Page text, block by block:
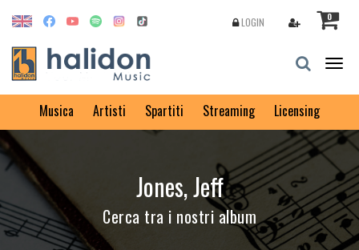
0
LOGIN
Musica Artisti Spartiti Streaming Licensing
Jones, Jeff
Cerca tra i nostri album